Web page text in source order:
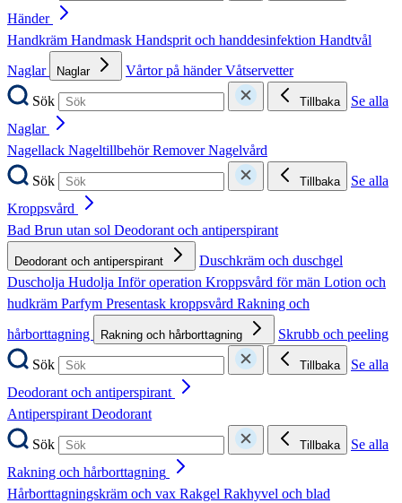
Händer
Handkräm Handmask Handsprit och handdesinfektion Handtvål
Naglar
Naglar Vårtor på händerVåtservetter
Sök
Tillbaka
Se alla
Naglar
Nagellack NageltillbehörRemoverNagelvård
Sök
Tillbaka
Se alla
Kroppsvård
Bad Brun utan sol Deodorant och antiperspirant
Deodorant och antiperspirant
Duschkräm och duschgel
Duscholja Hudolja Inför operation Kroppsvård för män Lotion och
hudkräm Parfym Presentask kroppsvård Rakning och
hårborttagning
Rakning och hårborttagning
Skrubb och peeling
Sök
Tillbaka
Se alla
Deodorant och antiperspirant
AntiperspirantDeodorant
Sök
Tillbaka
Se alla
Rakning och hårborttagning
Hårborttagningskräm och vax Rakgel Rakhyvel och blad